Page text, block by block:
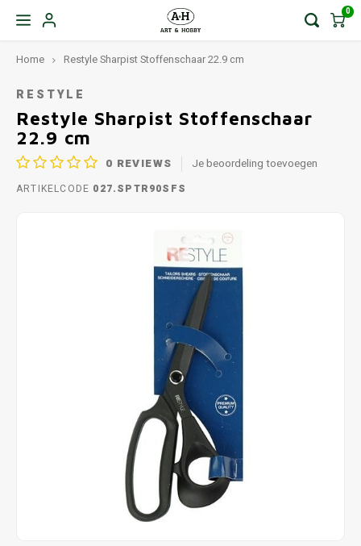
0
Home Restyle Sharpist Stoffenschaar 22.9 cm
RESTYLE
Restyle Sharpist Stoffenschaar
22.9 cm
0 REVIEWS Je beoordeling toevoegen
ARTIKELCODE 027.SPTR90SFS